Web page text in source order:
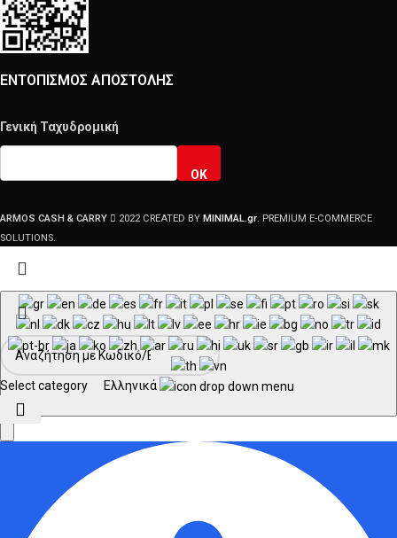
ΕΝΤΟΠΙΣΜΟΣ ΑΠΟΣΤΟΛΗΣ
Γενική Ταχυδρομική
OK
ARMOS CASH & CARRY 2022 CREATED BY MINIMAL.gr. PREMIUM E-COMMERCE
SOLUTIONS.
Select category Ελληνικά